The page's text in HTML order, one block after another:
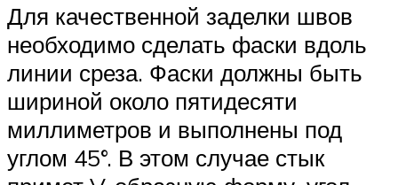
Для качественной заделки швов
необходимо сделать фаски вдоль
линии среза. Фаски должны быть
шириной около пятидесяти
миллиметров и выполнены под
углом 45°. В этом случае стык